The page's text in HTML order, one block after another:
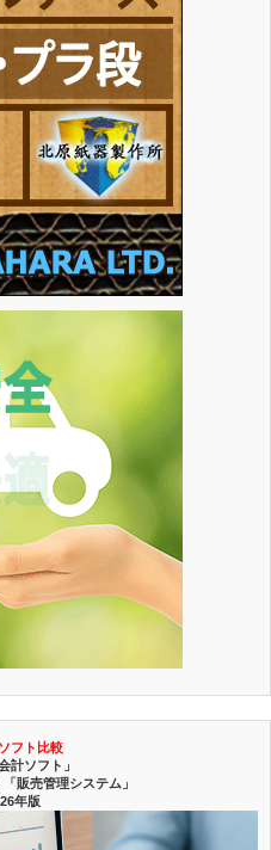
フト比較
計ソフト」
販売管理システム」
年版